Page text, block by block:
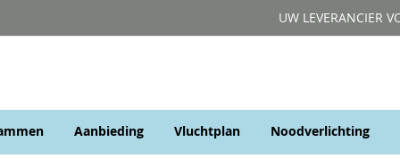
UW LEVERANCIER
Aanbieding Vluchtplan Noodverlichting